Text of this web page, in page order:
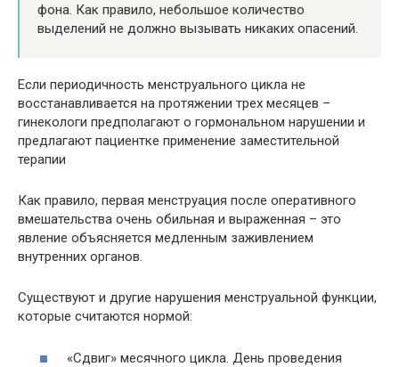
фона. Как правило, небольшое количество
выделений не должно вызывать никаких опасений.
Если периодичность менструального цикла не
восстанавливается на протяжении трех месяцев –
гинекологи предполагают о гормональном нарушении и
предлагают пациентке применение заместительной
терапии
Как правило, первая менструация после оперативного
вмешательства очень обильная и выраженная – это
явление объясняется медленным заживлением
внутренних органов.
Существуют и другие нарушения менструальной функции,
которые считаются нормой:
«Сдвиг» месячного цикла. День проведения